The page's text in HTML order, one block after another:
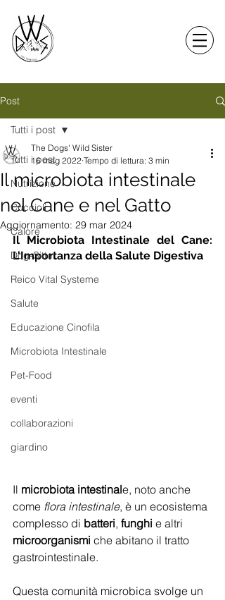
Post
Tutti i post
Nutrizione
Cuccioli
Calore
Dog-Sitter
Reico Vital Systeme
Salute
Educazione Cinofila
Microbiota Intestinale
Pet-Food
eventi
collaborazioni
giardino
Tutti i post
Il microbiota intestinale
nel Cane e nel Gatto
The Dogs' Wild Sister
16 mag 2022 Tempo di lettura: 3 min
Aggiornamento: 29 mar 2024
Il Microbiota Intestinale del Cane:
L'Importanza della Salute Digestiva
Il microbiota intestinale, noto anche
come flora intestinale, è un ecosistema
complesso di batteri, funghi e altri
microorganismi che abitano il tratto
gastrointestinale.
Questa comunità microbica svolge un